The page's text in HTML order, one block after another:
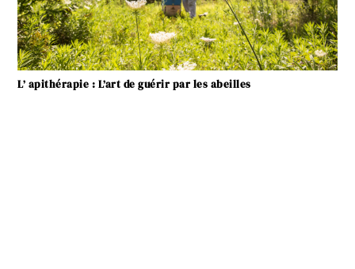
L’ apithérapie : L’art de guérir par les abeilles